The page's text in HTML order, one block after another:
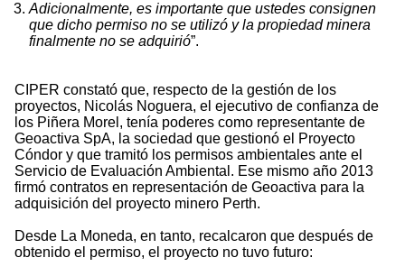
Adicionalmente, es importante que ustedes consignen
que dicho permiso no se utilizó y la propiedad minera
finalmente no se adquirió”.
CIPER constató que, respecto de la gestión de los
proyectos, Nicolás Noguera, el ejecutivo de confianza de
los Piñera Morel, tenía poderes como representante de
Geoactiva SpA, la sociedad que gestionó el Proyecto
Cóndor y que tramitó los permisos ambientales ante el
Servicio de Evaluación Ambiental. Ese mismo año 2013
firmó contratos en representación de Geoactiva para la
adquisición del proyecto minero Perth.
Desde La Moneda, en tanto, recalcaron que después de
obtenido el permiso, el proyecto no tuvo futuro: